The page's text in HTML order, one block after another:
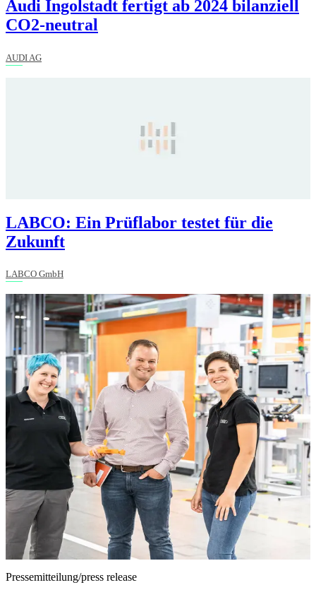
Audi Ingolstadt fertigt ab 2024 bilanziell
CO2-neutral
AUDI AG
LABCO: Ein Prüflabor testet für die
Zukunft
LABCO GmbH
Pressemitteilung/press release